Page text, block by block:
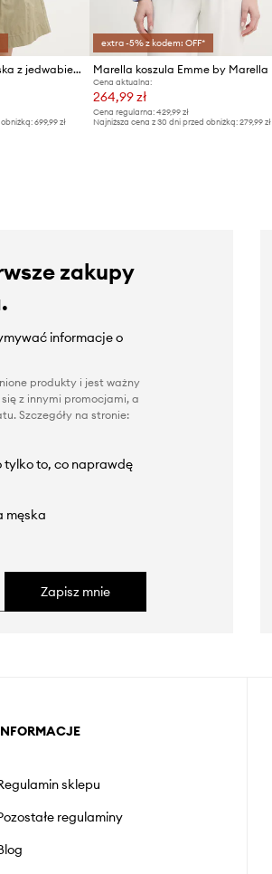
Marella koszula damska z jedwabiem DISCO
699,99 zł
extra -5% z kodem: OFF*
Marella koszula Emme by Marella
Cena aktualna:
264,99 zł
Cena regularna: 429,99 zł
Najniższa cena z 30 dni przed obniżką: 279,99 zł
zakupy
informacje o
produkty i jest ważny
z innymi promocjami, a
Szczegóły na stronie:
tylko to, co naprawdę
męska
Zapisz mnie
sklepu
regulaminy